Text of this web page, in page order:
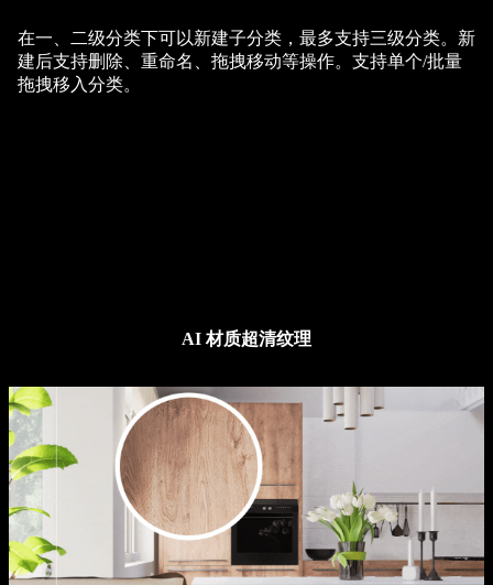
在一、二级分类下可以新建子分类，最多支持三级分类。新
建后支持删除、重命名、拖拽移动等操作。支持单个/批量
拖拽移入分类。
AI 材质超清纹理